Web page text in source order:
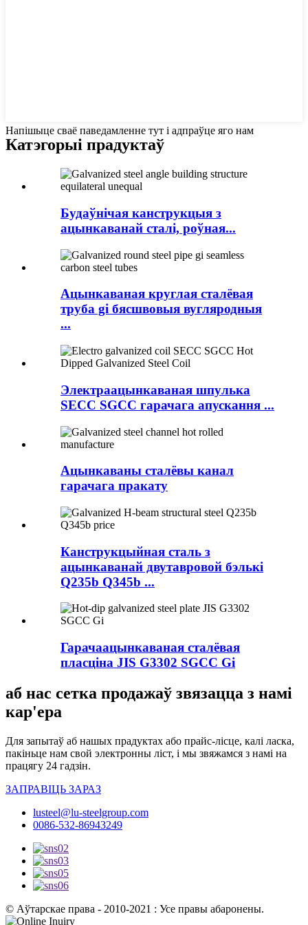
Напішыце сваё паведамленне тут і адпраўце яго нам
Катэгорыі прадуктаў
Будаўнічая канструкцыя з
ацынкаванай сталі, роўная...
Ацынкаваная круглая сталёвая
труба gi бясшвовыя вугляродныя
...
Электраацынкаваная шпулька
SECC SGCC гарачага апускання ...
Ацынкаваны сталёвы канал
гарачага пракату
Канструкцыйная сталь з
ацынкаванай двутавровой бэлькі
Q235b Q345b ...
Гарачаацынкаваная сталёвая
пласціна JIS G3302 SGCC Gi
аб нас сетка продажаў звязацца з намі
кар'ера
Для запытаў аб нашых прадуктах або прайс-лісце, калі ласка,
пакіньце нам свой электронны ліст, і мы звяжамся з намі на
працягу 24 гадзін.
ЗАПРАВІЦЬ ЗАРАЗ
lusteel@lu-steelgroup.com
0086-532-86943249
© Аўтарскае права - 2010-2021 : Усе правы абаронены.